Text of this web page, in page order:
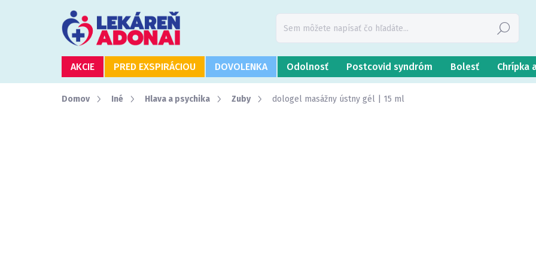
Hľadať
AKCIE PRED EXSPIRÁCIOU DOVOLENKA Odolnosť Postcovid syndróm Bolesť Chrípka
Domov Iné Hlava a psychika Zuby dologel masážny ústny gél | 15 ml